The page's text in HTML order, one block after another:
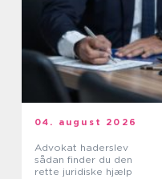
04. august 2026
Advokat haderslev
sådan finder du den
rette juridiske hjælp